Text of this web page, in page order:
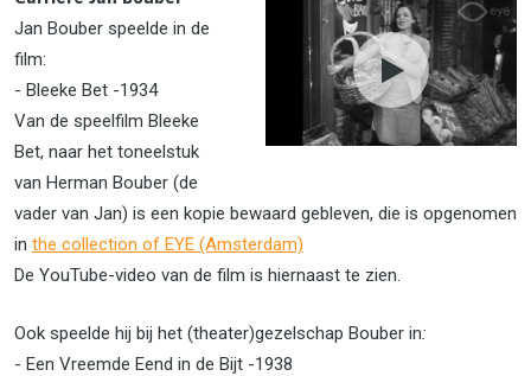
Jan Bouber speelde in de
film:
- Bleeke Bet -1934
Van de speelfilm Bleeke
Bet, naar het toneelstuk
van Herman Bouber (de
vader van Jan) is een kopie bewaard gebleven, die is opgenomen
in the collection of EYE (Amsterdam)
De YouTube-video van de film is hiernaast te zien.
Ook speelde hij bij het (theater)gezelschap Bouber in:
​​​​- Een Vreemde Eend in de Bijt -1938